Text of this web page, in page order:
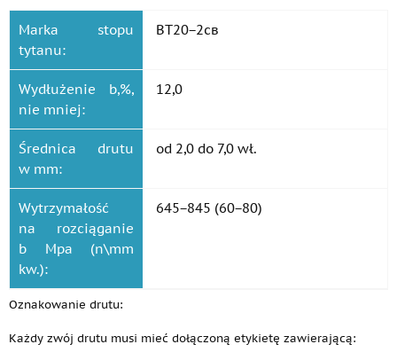
Marka stopu
tytanu:
ВТ20−2св
Wydłużenie b,%,
nie mniej:
12,0
Średnica drutu
w mm:
od 2,0 do 7,0 wł.
Wytrzymałość
na rozciąganie
b Mpa (n\mm
kw.):
645−845 (60−80)
Oznakowanie drutu:
Każdy zwój drutu musi mieć dołączoną etykietę zawierającą: